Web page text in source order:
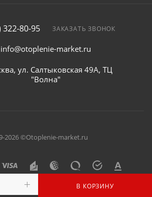
В КОРЗИНУ
322-80-95 ЗАКАЗАТЬ ЗВОНОК
info@otoplenie-market.ru
ул. Салтыковская 49А, ТЦ
"Волна"
2026 ©Otoplenie-market.ru